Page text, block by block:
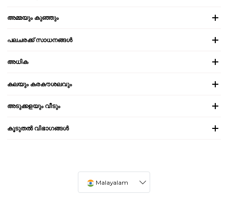
അമ്മയും കുഞ്ഞും
പലചരക്ക് സാധനങ്ങൾ
അധിക
കലയും കരകൗശലവും
അടുക്കളയും വീടും
കൂടുതൽ വിഭാഗങ്ങൾ
Malayalam